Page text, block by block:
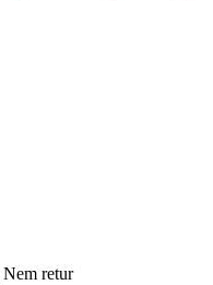
Nem retur